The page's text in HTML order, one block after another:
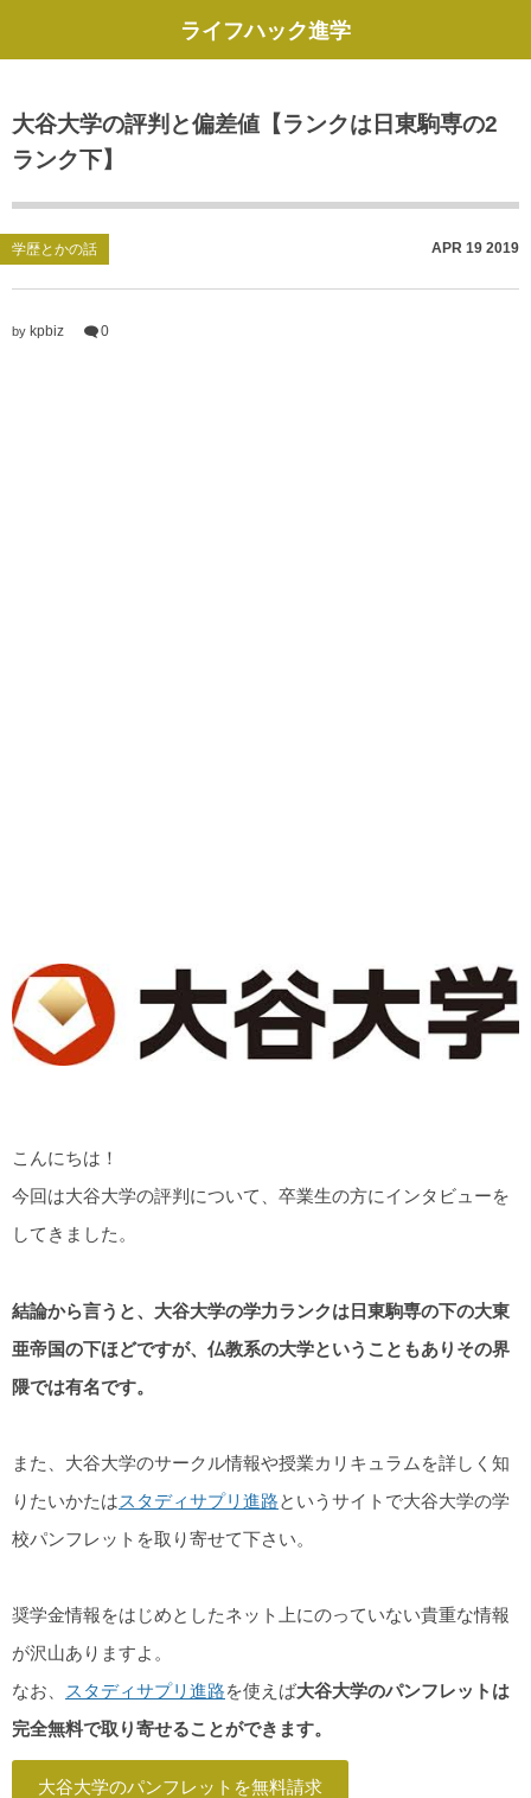
ライフハック進学
大谷大学の評判と偏差値【ランクは日東駒専の2
ランク下】
学歴とかの話 APR 19 2019
by kpbiz 0
こんにちは！
今回は大谷大学の評判について、卒業生の方にインタビューを
してきました。
結論から言うと、大谷大学の学力ランクは日東駒専の下の大東
亜帝国の下ほどですが、仏教系の大学ということもありその界
隈では有名です。
また、大谷大学のサークル情報や授業カリキュラムを詳しく知
りたいかたはスタディサプリ進路というサイトで大谷大学の学
校パンフレットを取り寄せて下さい。
奨学金情報をはじめとしたネット上にのっていない貴重な情報
が沢山ありますよ。
なお、
スタディサプリ進路を使えば大谷大学のパンフレットは
完全無料で取り寄せることができます。
大谷大学のパンフレットを無料請求